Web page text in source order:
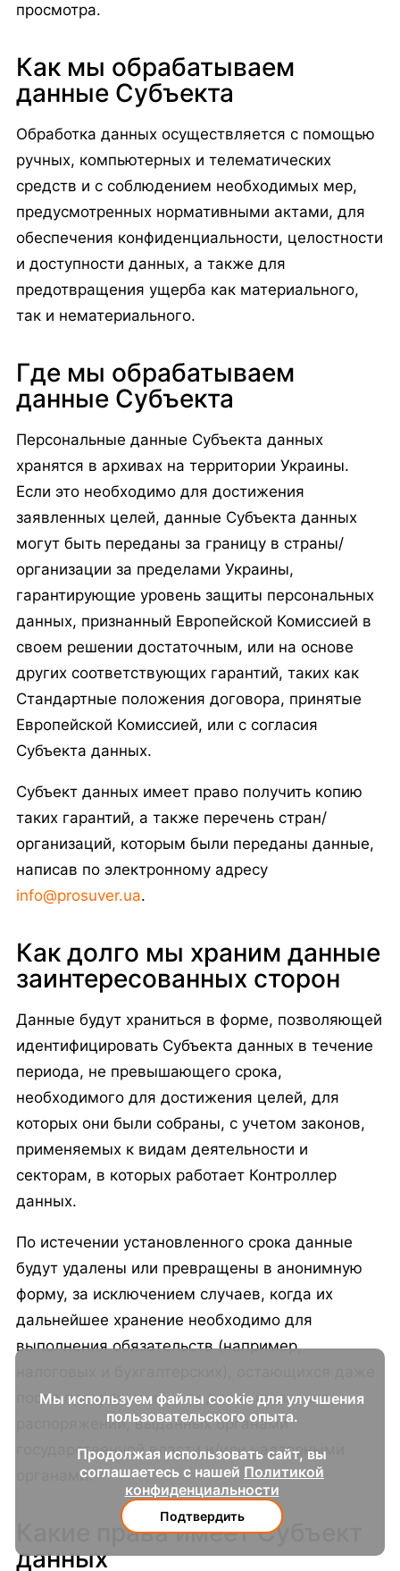
просмотра.
Как мы обрабатываем
данные Субъекта
Обработка данных осуществляется с помощью
ручных, компьютерных и телематических
средств и с соблюдением необходимых мер,
предусмотренных нормативными актами, для
обеспечения конфиденциальности, целостности
и доступности данных, а также для
предотвращения ущерба как материального,
так и нематериального.
Где мы обрабатываем
данные Субъекта
Персональные данные Субъекта данных
хранятся в архивах на территории Украины.
Если это необходимо для достижения
заявленных целей, данные Субъекта данных
могут быть переданы за границу в страны/
организации за пределами Украины,
гарантирующие уровень защиты персональных
данных, признанный Европейской Комиссией в
своем решении достаточным, или на основе
других соответствующих гарантий, таких как
Стандартные положения договора, принятые
Европейской Комиссией, или с согласия
Субъекта данных.
Субъект данных имеет право получить копию
таких гарантий, а также перечень стран/
организаций, которым были переданы данные,
написав по электронному адресу
info@prosuver.ua.
Как долго мы храним данные
заинтересованных сторон
Данные будут храниться в форме, позволяющей
идентифицировать Субъекта данных в течение
периода, не превышающего срока,
необходимого для достижения целей, для
которых они были собраны, с учетом законов,
применяемых к видам деятельности и
секторам, в которых работает Контроллер
данных.
По истечении установленного срока данные
будут удалены или превращены в анонимную
форму, за исключением случаев, когда их
дальнейшее хранение необходимо для
выполнения обязательств (например,
после прекращения, или для выполнения
распоряжений, выданных органами
государственной власти и/или надзорными
органами.
Какие права имеет Субъект
данных
Мы используем файлы cookie для улучшения
пользовательского опыта.
Продолжая использовать сайт, вы
соглашаетесь с нашей Политикой
конфиденциальности
Подтвердить